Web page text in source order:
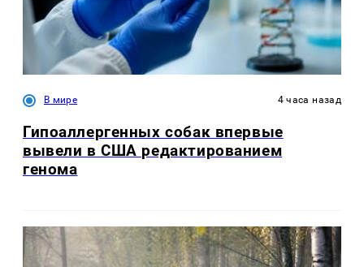
В мире 4 часа назад
Гипоаллергенных собак впервые
вывели в США редактированием
генома